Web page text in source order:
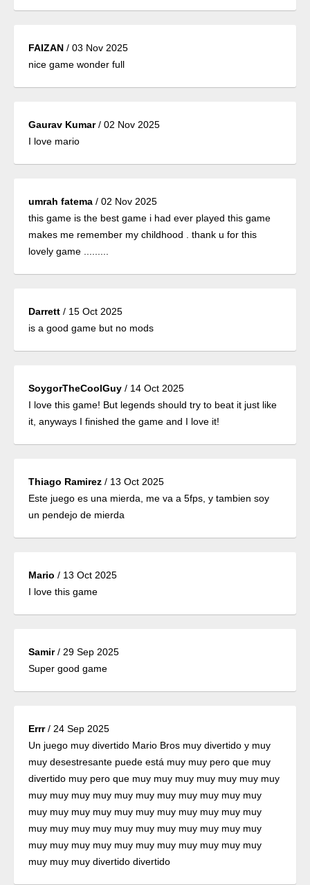
FAIZAN / 03 Nov 2025
nice game wonder full
Gaurav Kumar/ 02 Nov 2025
I love mario
umrah fatema / 02 Nov 2025
this game is the best game i had ever played this game
makes me remember my childhood . thank u for this
lovely game .........
Darrett / 15 Oct 2025
is a good game but no mods
SoygorTheCoolGuy / 14 Oct 2025
I love this game! But legends should try to beat it just like
it, anyways I finished the game and I love it!
Thiago Ramirez / 13 Oct 2025
Este juego es una mierda, me va a 5fps, y tambien soy
un pendejo de mierda
Mario / 13 Oct 2025
I love this game
Samir/ 29 Sep 2025
Super good game
Errr/ 24 Sep 2025
Un juego muy divertido Mario Bros muy divertido y muy
muy desestresante puede está muy muy pero que muy
divertido muy pero que muy muy muy muy muy muy muy
muy muy muy muy muy muy muy muy muy muy muy
muy muy muy muy muy muy muy muy muy muy muy
muy muy muy muy muy muy muy muy muy muy muy
muy muy muy muy muy muy muy muy muy muy muy
muy muy muy divertido divertido